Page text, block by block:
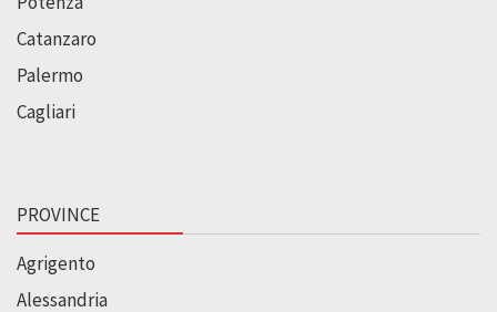
Catanzaro
Palermo
Cagliari
PROVINCE
Agrigento
Alessandria